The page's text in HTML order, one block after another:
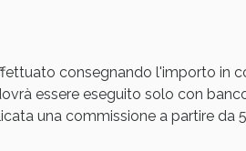
consegnando l'importo in
essere eseguito solo con
una commissione a partire da
Sconto fino al 40%